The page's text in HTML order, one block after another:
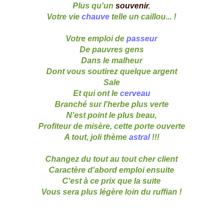
Plus qu'un souvenir,
Votre vie chauve telle un caillou... !
Votre emploi de passeur
De pauvres gens
Dans le malheur
Dont vous soutirez quelque argent
Sale
Et qui ont le cerveau
Branché sur l'herbe plus verte
N'est point le plus beau,
Profiteur de misère, cette porte ouverte
A tout, joli thème astral!!!
Changez du tout au tout cher client
Caractère d'abord emploi ensuite
C'est à ce prix que la suite
Vous sera plus légère loin du ruffian !